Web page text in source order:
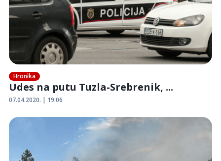
Hronika
Udes na putu Tuzla-Srebrenik, ...
07.04.2020. | 19:06